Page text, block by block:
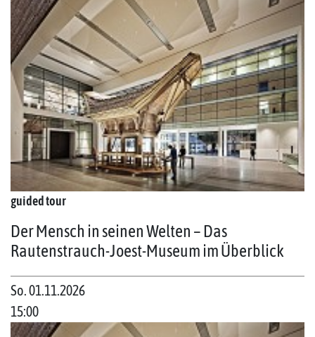
guided tour
Der Mensch in seinen Welten – Das
Rautenstrauch-Joest-Museum im Überblick
So. 01.11.2026
15:00